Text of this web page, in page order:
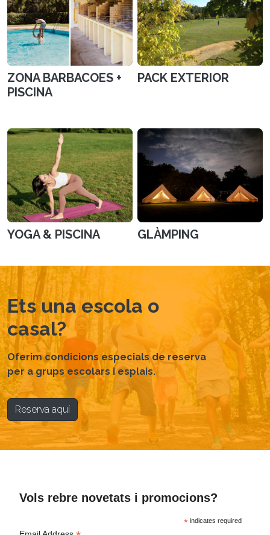
ZONA BARBACOES +
PISCINA
PACK EXTERIOR
YOGA & PISCINA GLÀMPING
Ets una escola o
casal?
Oferim condicions especials de reserva
per a grups escolars i esplais.
Reserva aquí
Vols rebre novetats i promocions?
*indicates required